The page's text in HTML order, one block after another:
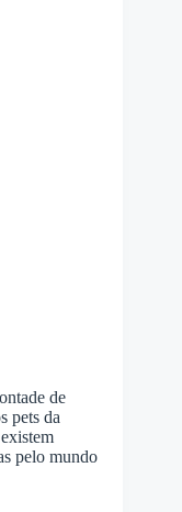
de
pets da
pelo mundo